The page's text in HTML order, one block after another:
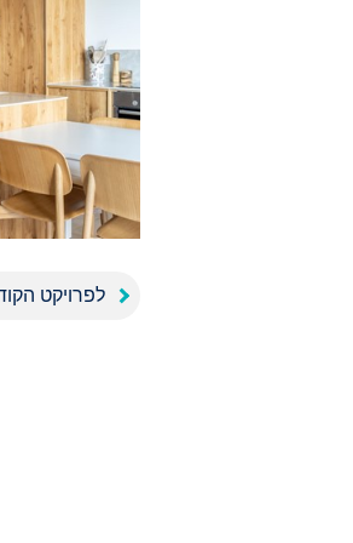
לפרויקט